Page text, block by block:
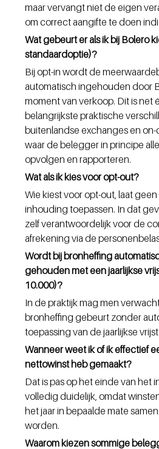
maar vervangt niet de eigen
om correct aangifte te doen
Wat gebeurt er als ik bij Bolero
standaardoptie)?
Bij opt-in wordt de
automatisch ingehouden door
moment van verkoop. Dit is net
belangrijkste praktische
buitenlandse exchanges en on-
waar de belegger in principe
opvolgen en rapporteren.
Wat als ik kies voor opt-out?
Wie kiest voor opt-out, laat
inhouding toepassen. In dat
zelf verantwoordelijk voor de
afrekening via de
Wordt bij bronheffing
gehouden met een jaarlijkse
10.000)?
In de praktijk mag men
bronheffing gebeurt zonder
toepassing van de jaarlijkse
Wanneer weet ik of ik effectief
nettowinst heb gemaakt?
Dat is pas op het einde van het
volledig duidelijk, omdat
het jaar in bepaalde mate
worden.
Waarom kiezen sommige